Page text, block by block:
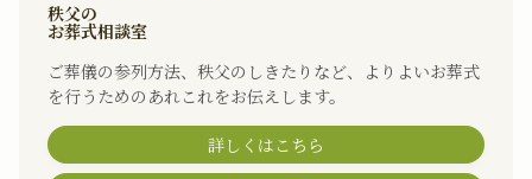
秩父の
お葬式相談室
ご葬儀の参列方法、秩父のしきたりなど、よりよいお葬式
を行うためのあれこれをお伝えします。
詳しくはこちら